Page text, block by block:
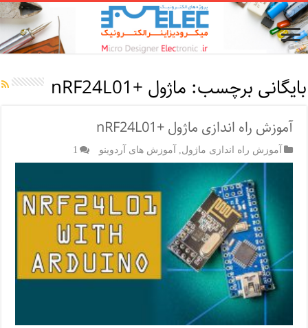
بایگانی برچسب: ماژول +nRF24L01
آموزش راه اندازی ماژول +nRF24L01
آموزش راه اندازی ماژول آموزش های آردوینو 1